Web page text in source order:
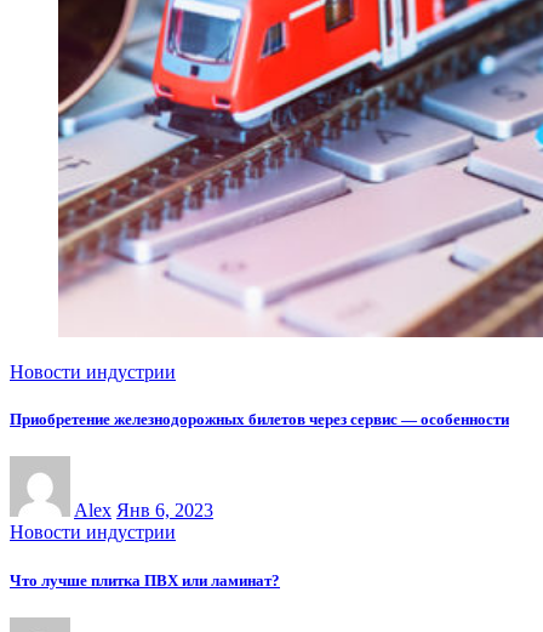
Новости индустрии
Приобретение железнодорожных билетов через сервис — особенности
Alex Янв 6, 2023
Новости индустрии
Что лучше плитка ПВХ или ламинат?